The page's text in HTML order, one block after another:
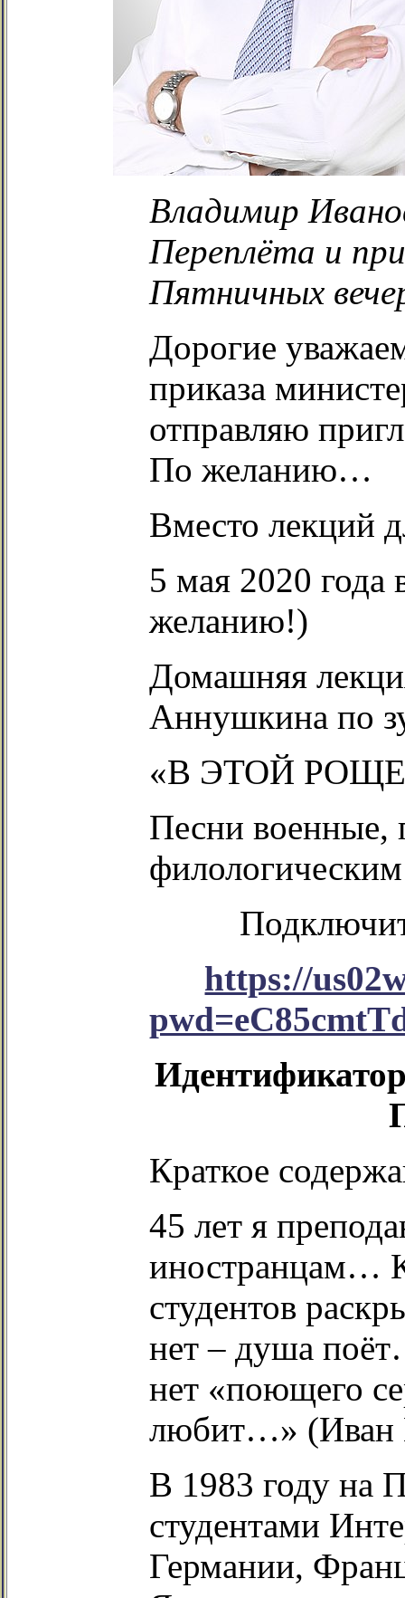
Владимир
Переплёта и
Пятничных
Дорогие
приказа
отправляю
По желанию…
Вместо лекций
5 мая 2020 года
желанию!)
Домашняя
Аннушкина по
«В ЭТОЙ
Песни военные,
https://
Краткое
45 лет я
иностранцам…
студентов
нет – душа
нет «поющего
любит…» (Иван
В 1983 году на
студентами
Германии,